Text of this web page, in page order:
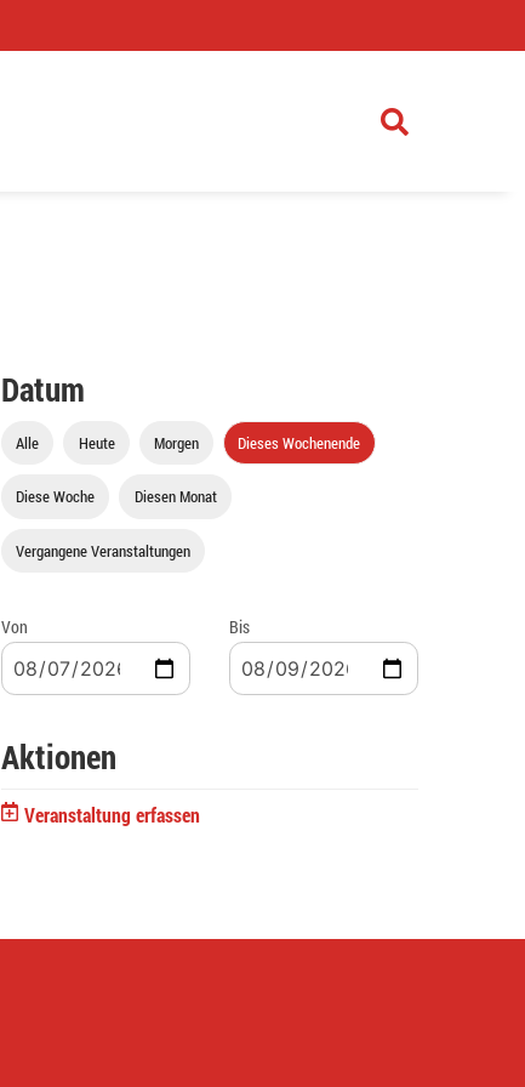
Datum
Alle Heute Morgen Dieses Wochenende
Diese Woche Diesen Monat
Vergangene Veranstaltungen
Von Bis
Aktionen
Veranstaltung erfassen